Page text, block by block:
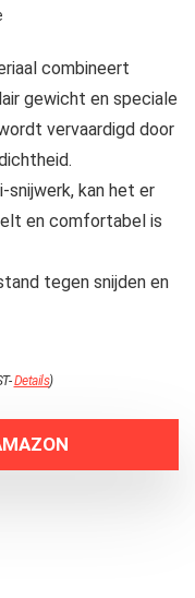
combineert
gewicht en speciale
vervaardigd door
snijwerk, kan het er
en comfortabel is
tegen snijden en
Details)